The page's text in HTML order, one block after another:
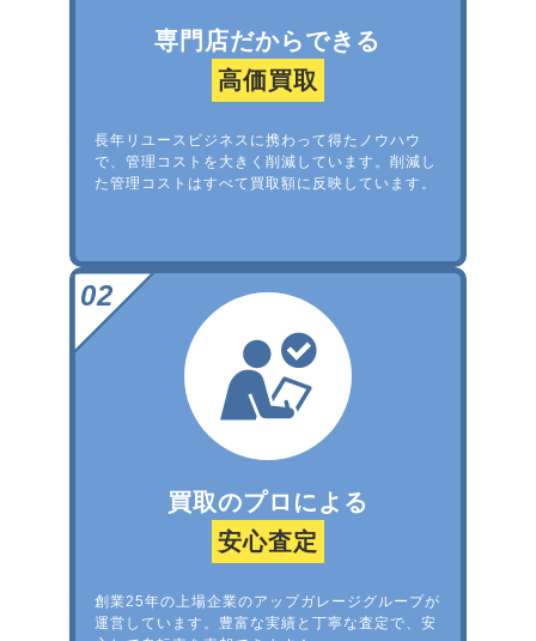
専門店だからできる
高価買取
長年リユースビジネスに携わって得たノウハウ
で、管理コストを大きく削減しています。削減し
た管理コストはすべて買取額に反映しています。
買取のプロによる
安心査定
創業25年の上場企業のアップガレージグループが
運営しています。豊富な実績と丁寧な査定で、安